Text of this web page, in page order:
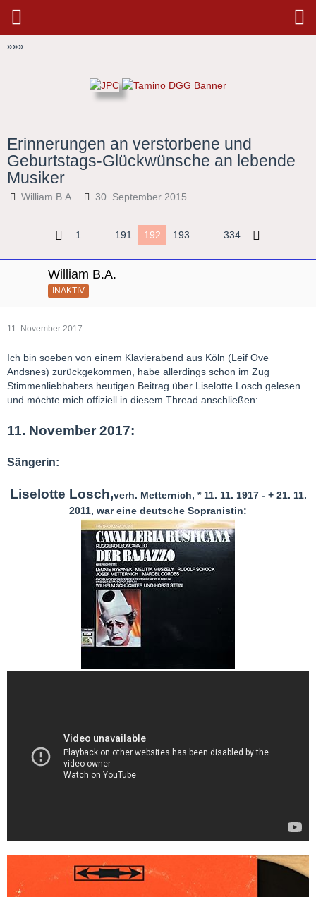
»»»
Erinnerungen an verstorbene und
Geburtstags-Glückwünsche an lebende
Musiker
William B.A. 30. September 2015
1 … 191 192 193 … 334
William B.A.
INAKTIV
11. November 2017
Ich bin soeben von einem Klavierabend aus Köln (Leif Ove
Andsnes) zurückgekommen, habe allerdings schon im Zug
Stimmenliebhabers heutigen Beitrag über Liselotte Losch gelesen
und möchte mich offiziell in diesem Thread anschließen:
11. November 2017:
Sängerin:
Liselotte Losch,verh. Metternich, * 11. 11. 1917 - + 21. 11.
2011, war eine deutsche Sopranistin: